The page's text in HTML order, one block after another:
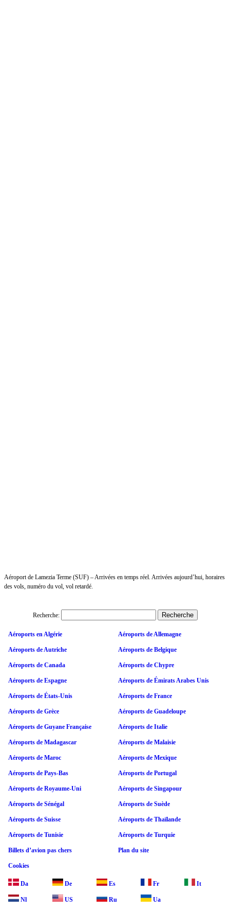
Aéroport de Lamezia Terme (SUF) – Arrivées en temps réel. Arrivées aujourd’hui, horaires
des vols, numéro du vol, vol retardé.
Recherche:
Aéroports en Algérie Aéroports de Allemagne
Aéroports de Autriche Aéroports de Belgique
Aéroports de Canada Aéroports de Chypre
Aéroports de Espagne Aéroports de Émirats Arabes Unis
Aéroports de États-Unis Aéroports de France
Aéroports de Grèce Aéroports de Guadeloupe
Aéroports de Guyane Française Aéroports de Italie
Aéroports de Madagascar Aéroports de Malaisie
Aéroports de Maroc Aéroports de Mexique
Aéroports de Pays-Bas Aéroports de Portugal
Aéroports de Royaume-Uni Aéroports de Singapour
Aéroports de Sénégal Aéroports de Suède
Aéroports de Suisse Aéroports de Thaïlande
Aéroports de Tunisie Aéroports de Turquie
Billets d’avion pas chers Plan du site
Cookies
Da De Es Fr It
Nl US Ru Ua